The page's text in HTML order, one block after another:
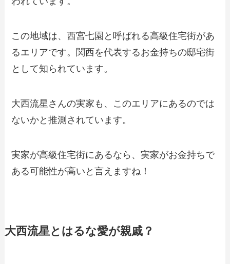
この地域は、西宮七園と呼ばれる高級住宅街があ
るエリアです。関西を代表するお金持ちの邸宅街
として知られています。
大西流星さんの実家も、このエリアにあるのでは
ないかと推測されています。
実家が高級住宅街にあるなら、実家がお金持ちで
ある可能性が高いと言えますね！
大西流星とはるな愛が親戚？